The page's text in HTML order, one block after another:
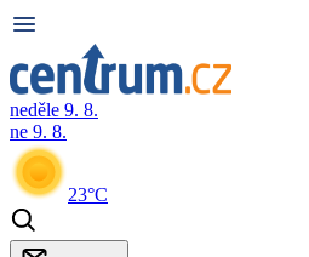
neděle 9. 8.
ne 9. 8.
23°C